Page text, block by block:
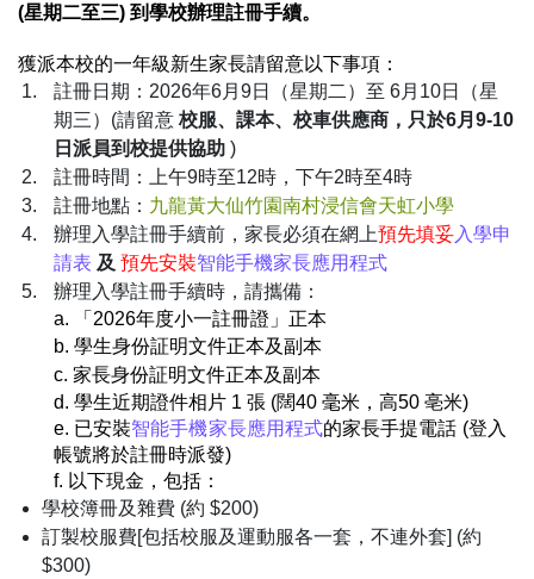
(星期二至三) 到學校辦理註冊手續。
獲派本校的一年級新生家長請留意以下事項：
註冊日期：2026年6月9日（星期二）至 6月10日（星
期三）(請留意 校服、課本、校車供應商，只於6月9-10
日派員到校提供協助 )
註冊時間：上午9時至12時，下午2時至4時
註冊地點： 九龍黃大仙竹園南村浸信會天虹小學
辦理入學註冊手續前，家長必須在網上預先填妥入學申
請表 及 預先安裝智能手機家長應用程式
辦理入學註冊手續時，請攜備：
a. 「2026年度小一註冊證」正本
b. 學生身份証明文件正本及副本
c. 家長身份証明文件正本及副本
d. 學生近期證件相片 1 張 (闊40 毫米，高50 亳米)
e. 已安裝智能手機家長應用程式的家長手提電話 (登入
帳號將於註冊時派發)
f. 以下現金，包括：
學校簿冊及雜費 (約 $200)
訂製校服費[包括校服及運動服各一套，不連外套] (約
$300)